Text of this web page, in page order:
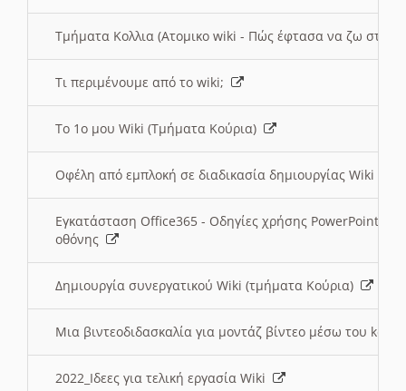
Τμήματα Κολλια (Ατομικο wiki - Πώς έφτασα να ζω στην
Τι περιμένουμε από το wiki;
Το 1ο μου Wiki (Τμήματα Κούρια)
Οφέλη από εμπλοκή σε διαδικασία δημιουργίας Wiki
Εγκατάσταση Office365 - Οδηγίες χρήσης PowerPoint
οθόνης
Δημιουργία συνεργατικού Wiki (τμήματα Κούρια)
Μια βιντεοδιδασκαλία για μοντάζ βίντεο μέσω του
2022_Ιδεες για τελική εργασία Wiki